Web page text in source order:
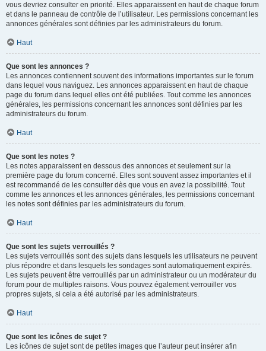
vous devriez consulter en priorité. Elles apparaissent en haut de chaque forum
et dans le panneau de contrôle de l’utilisateur. Les permissions concernant les
annonces générales sont définies par les administrateurs du forum.
Haut
Que sont les annonces ?
Les annonces contiennent souvent des informations importantes sur le forum
dans lequel vous naviguez. Les annonces apparaissent en haut de chaque
page du forum dans lequel elles ont été publiées. Tout comme les annonces
générales, les permissions concernant les annonces sont définies par les
administrateurs du forum.
Haut
Que sont les notes ?
Les notes apparaissent en dessous des annonces et seulement sur la
première page du forum concerné. Elles sont souvent assez importantes et il
est recommandé de les consulter dès que vous en avez la possibilité. Tout
comme les annonces et les annonces générales, les permissions concernant
les notes sont définies par les administrateurs du forum.
Haut
Que sont les sujets verrouillés ?
Les sujets verrouillés sont des sujets dans lesquels les utilisateurs ne peuvent
plus répondre et dans lesquels les sondages sont automatiquement expirés.
Les sujets peuvent être verrouillés par un administrateur ou un modérateur du
forum pour de multiples raisons. Vous pouvez également verrouiller vos
propres sujets, si cela a été autorisé par les administrateurs.
Haut
Que sont les icônes de sujet ?
Les icônes de sujet sont de petites images que l’auteur peut insérer afin